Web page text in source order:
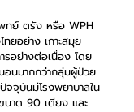
ทย์ ตรัง หรือ WPH
ยอย่าง เกาะสมุย
รอย่างต่อเนื่อง โดย
อนมากกว่ากลุ่มผู้ป่วย
จุบันมีโรงพยาบาลใน
าด 90 เตียง และ